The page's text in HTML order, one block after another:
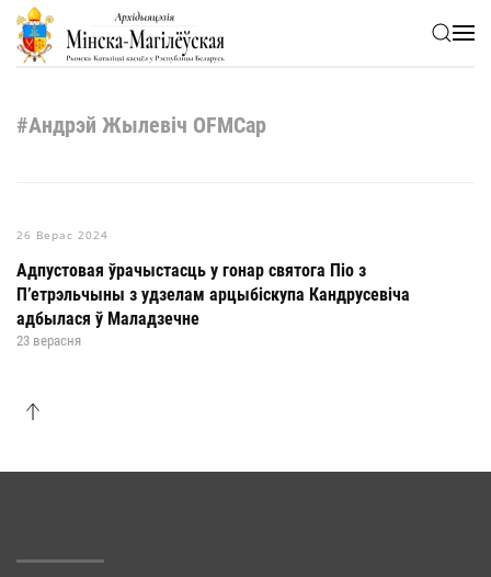
Skip to main content
#Андрэй Жылевіч OFMCap
26 Верас 2024
Адпустовая ўрачыстасць у гонар святога Піо з
П’етрэльчыны з удзелам арцыбіскупа Кандрусевіча
адбылася ў Маладзечне
23 верасня